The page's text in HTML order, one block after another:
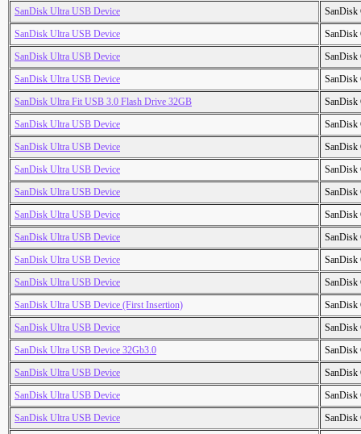
SanDisk Ultra USB Device
SanDisk
SanDisk Ultra USB Device
SanDisk
SanDisk Ultra USB Device
SanDisk
SanDisk Ultra USB Device
SanDisk
SanDisk Ultra Fit USB 3.0 Flash Drive 32GB
SanDisk
SanDisk Ultra USB Device
SanDisk
SanDisk Ultra USB Device
SanDisk
SanDisk Ultra USB Device
SanDisk
SanDisk Ultra USB Device
SanDisk
SanDisk Ultra USB Device
SanDisk
SanDisk Ultra USB Device
SanDisk
SanDisk Ultra USB Device
SanDisk
SanDisk Ultra USB Device
SanDisk
SanDisk Ultra USB Device (First Insertion)
SanDisk
SanDisk Ultra USB Device
SanDisk
SanDisk Ultra USB Device 32Gb3.0
SanDisk
SanDisk Ultra USB Device
SanDisk
SanDisk Ultra USB Device
SanDisk
SanDisk Ultra USB Device
SanDisk